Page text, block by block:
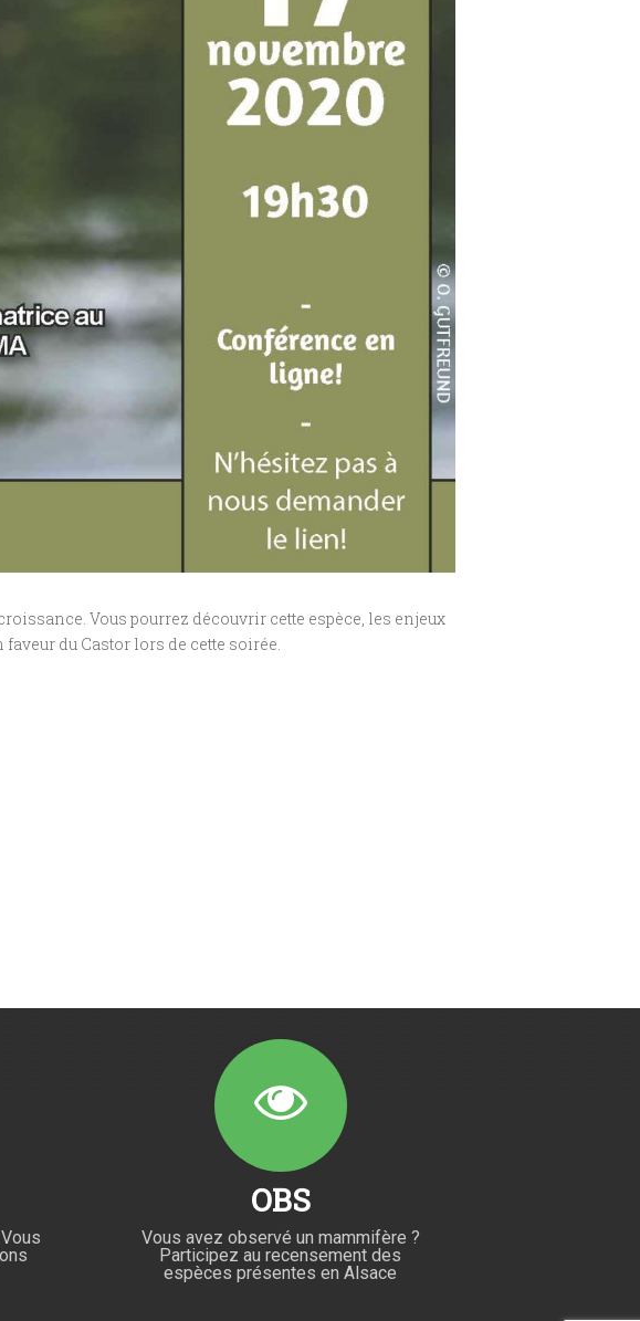
Vous pourrez découvrir cette espèce, les enjeux
du Castor lors de cette soirée.
OBS
Vous avez observé un mammifère ?
Participez au recensement des
espèces présentes en Alsace